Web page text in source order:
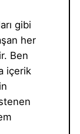
gibi
her
Ben
içerik